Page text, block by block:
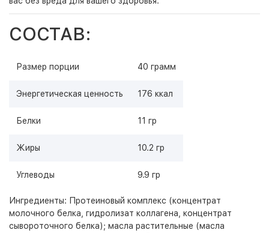
СОСТАВ:
Размер порции 40 грамм
Энергетическая ценность 176 ккал
Белки 11 гр
Жиры 10.2 гр
Углеводы 9.9 гр
Ингредиенты: Протеиновый комплекс (концентрат
молочного белка, гидролизат коллагена, концентрат
сывороточного белка); масла растительные (масла